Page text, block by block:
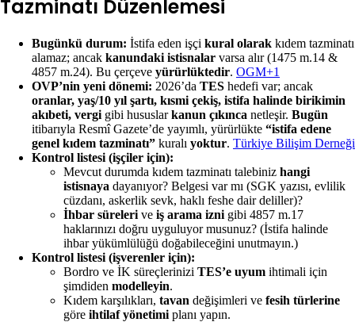
Tazminatı Düzenlemesi
Bugünkü durum: İstifa eden işçi kural olarak kıdem tazminatı
alamaz; ancak kanundaki istisnalar varsa alır (1475 m.14 &
4857 m.24). Bu çerçeve yürürlüktedir. OGM+1
OVP’nin yeni dönemi: 2026’da TES hedefi var; ancak
oranlar, yaş/10 yıl şartı, kısmi çekiş, istifa halinde birikimin
akıbeti, vergi gibi hususlarkanun çıkınca netleşir. Bugün
itibarıyla Resmî Gazete’de yayımlı, yürürlükte “istifa edene
genel kıdem tazminatı” kuralı yoktur. Türkiye Bilişim Derneği
Kontrol listesi (işçiler için):
Mevcut durumda kıdem tazminatı talebiniz hangi
istisnaya dayanıyor? Belgesi var mı (SGK yazısı, evlilik
cüzdanı, askerlik sevk, haklı feshe dair deliller)?
İhbar süreleri ve iş arama izni gibi 4857 m.17
haklarınızı doğru uyguluyor musunuz? (İstifa halinde
ihbar yükümlülüğü doğabileceğini unutmayın.)
Kontrol listesi (işverenler için):
Bordro ve İK süreçlerinizi TES’e uyum ihtimali için
şimdiden modelleyin.
Kıdem karşılıkları, tavan değişimleri ve fesih türlerine
göre ihtilaf yönetimi planı yapın.